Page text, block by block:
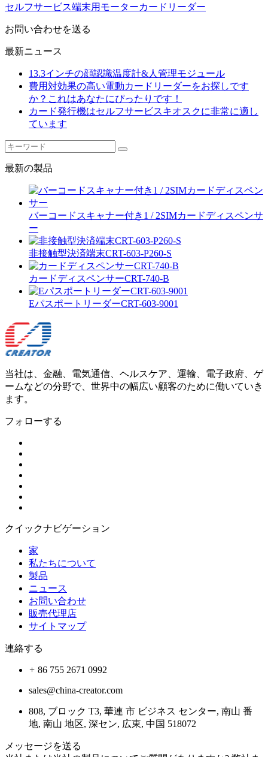
セルフサービス端末用モーターカードリーダー
お問い合わせを送る
最新ニュース
13.3インチの顔認識温度計&人管理モジュール
費用対効果の高い電動カードリーダーをお探しです
か？これはあなたにぴったりです！
カード発行機はセルフサービスキオスクに非常に適し
ています
最新の製品
バーコードスキャナー付き1 / 2SIMカードディスペンサ
ー
非接触型決済端末CRT-603-P260-S
カードディスペンサーCRT-740-B
EパスポートリーダーCRT-603-9001
当社は、金融、電気通信、ヘルスケア、運輸、電子政府、ゲ
ームなどの分野で、世界中の幅広い顧客のために働いていき
ます。
フォローする
クイックナビゲーション
家
私たちについて
製品
ニュース
お問い合わせ
販売代理店
サイトマップ
連絡する
86 755 2671 0992
sales@china-creator.com
808, ブロック T3, 華連 市 ビジネス センター, 南山 番
地, 南山 地区, 深セン, 広東, 中国 518072
メッセージを送る